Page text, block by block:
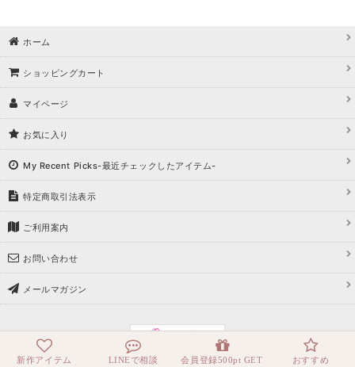
新作アイテム LINEで相談 会員登録500pt GET おすすめ
ホーム
ショッピングカート
マイページ
お気に入り
My Recent Picks-最近チェックしたアイテム-
特定商取引法表示
ご利用案内
お問い合わせ
メールマガジン